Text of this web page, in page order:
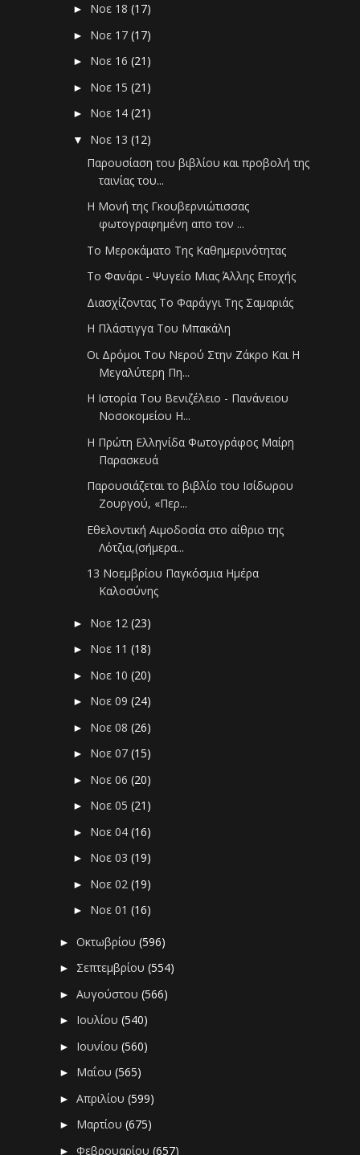
► Νοε 18(17)
► Νοε 17(17)
► Νοε 16(21)
► Νοε 15(21)
► Νοε 14(21)
▼ Νοε 13(12)
Παρουσίαση του βιβλίου και προβολή της
ταινίας του...
Η Μονή της Γκουβερνιώτισσας
φωτογραφημένη απο τον ...
Το Μεροκάματο Της Καθημερινότητας
Το Φανάρι - Ψυγείο Μιας Άλλης Εποχής
Διασχίζοντας Το Φαράγγι Της Σαμαριάς
Η Πλάστιγγα Του Μπακάλη
Οι Δρόμοι Του Νερού Στην Ζάκρο Και Η
Μεγαλύτερη Πη...
Η Ιστορία Του Βενιζέλειο - Πανάνειου
Νοσοκομείου Η...
Η Πρώτη Ελληνίδα Φωτογράφος Μαίρη
Παρασκευά
Παρουσιάζεται το βιβλίο του Ισίδωρου
Ζουργού, «Περ...
Εθελοντική Αιμοδοσία στο αίθριο της
Λότζια,(σήμερα...
13 Νοεμβρίου Παγκόσμια Ημέρα
Καλοσύνης
► Νοε 12(23)
► Νοε 11(18)
► Νοε 10(20)
► Νοε 09(24)
► Νοε 08(26)
► Νοε 07(15)
► Νοε 06(20)
► Νοε 05(21)
► Νοε 04(16)
► Νοε 03(19)
► Νοε 02(19)
► Νοε 01(16)
►Οκτωβρίου(596)
► Σεπτεμβρίου(554)
►Αυγούστου(566)
► Ιουλίου(540)
► Ιουνίου(560)
► Μαΐου(565)
►Απριλίου(599)
► Μαρτίου(675)
►Φεβρουαρίου(657)